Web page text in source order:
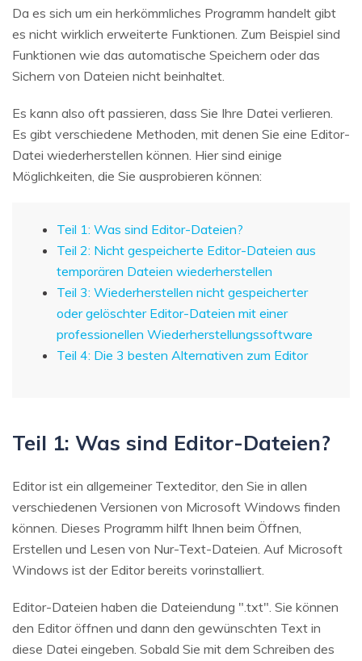
Da es sich um ein herkömmliches Programm handelt gibt
es nicht wirklich erweiterte Funktionen. Zum Beispiel sind
Funktionen wie das automatische Speichern oder das
Sichern von Dateien nicht beinhaltet.
Es kann also oft passieren, dass Sie Ihre Datei verlieren.
Es gibt verschiedene Methoden, mit denen Sie eine Editor-
Datei wiederherstellen können. Hier sind einige
Möglichkeiten, die Sie ausprobieren können:
Teil 1: Was sind Editor-Dateien?
Teil 2: Nicht gespeicherte Editor-Dateien aus
temporären Dateien wiederherstellen
Teil 3: Wiederherstellen nicht gespeicherter
oder gelöschter Editor-Dateien mit einer
professionellen Wiederherstellungssoftware
Teil 4: Die 3 besten Alternativen zum Editor
Teil 1: Was sind Editor-Dateien?
Editor ist ein allgemeiner Texteditor, den Sie in allen
verschiedenen Versionen von Microsoft Windows finden
können. Dieses Programm hilft Ihnen beim Öffnen,
Erstellen und Lesen von Nur-Text-Dateien. Auf Microsoft
Windows ist der Editor bereits vorinstalliert.
Editor-Dateien haben die Dateiendung ".txt". Sie können
den Editor öffnen und dann den gewünschten Text in
diese Datei eingeben. Sobald Sie mit dem Schreiben des